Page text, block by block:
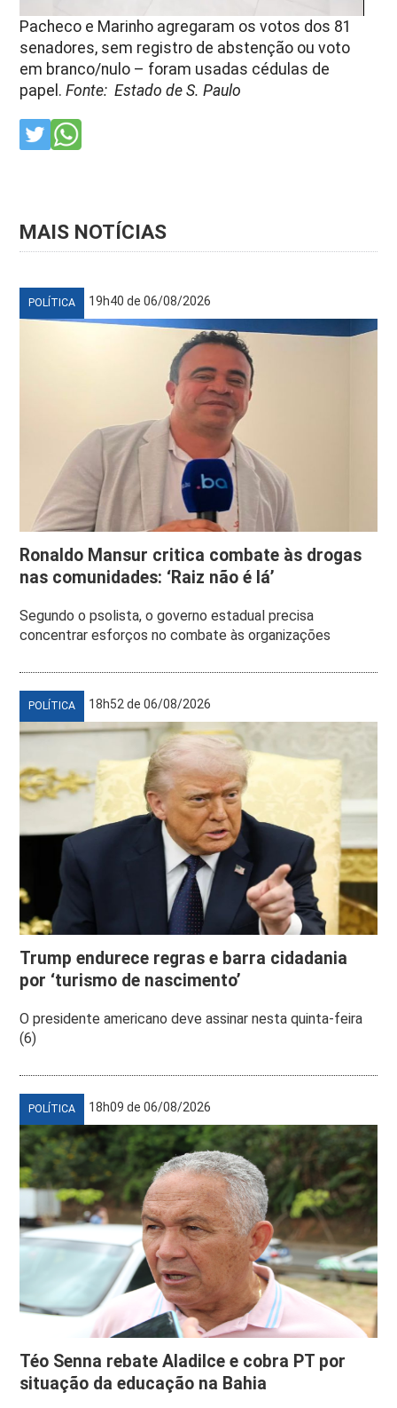
Pacheco e Marinho agregaram os votos dos 81
senadores, sem registro de abstenção ou voto
em branco/nulo – foram usadas cédulas de
papel.Fonte: Estado de S. Paulo
MAIS NOTÍCIAS
POLÍTICA 19h40 de 06/08/2026
Ronaldo Mansur critica combate às drogas
nas comunidades: ‘Raiz não é lá’
Segundo o psolista, o governo estadual precisa
concentrar esforços no combate às organizações
POLÍTICA 18h52 de 06/08/2026
Trump endurece regras e barra cidadania
por ‘turismo de nascimento’
O presidente americano deve assinar nesta quinta-feira
(6)
POLÍTICA 18h09 de 06/08/2026
Téo Senna rebate Aladilce e cobra PT por
situação da educação na Bahia